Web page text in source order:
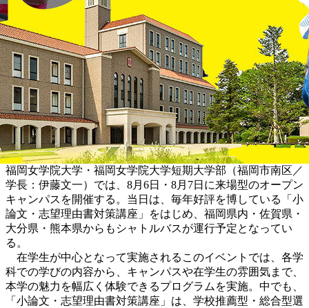
福岡女学院大学・福岡女学院大学短期大学部（福岡市南区／
学長：伊藤文一）では、8月6日・8月7日に来場型のオープン
キャンパスを開催する。当日は、毎年好評を博している「小
論文・志望理由書対策講座」をはじめ、福岡県内・佐賀県・
大分県・熊本県からもシャトルバスが運行予定となってい
る。
在学生が中心となって実施されるこのイベントでは、各学
科での学びの内容から、キャンパスや在学生の雰囲気まで、
本学の魅力を幅広く体験できるプログラムを実施。中でも、
「小論文・志望理由書対策講座」は、学校推薦型・総合型選